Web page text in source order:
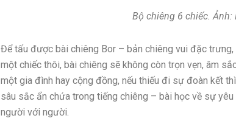
Bộ chiêng 6 chiếc.
Để tấu được bài chiêng Bor – bản chiêng vui đặc
một chiếc thôi, bài chiêng sẽ không còn trọn vẹn, âm
một gia đình hay cộng đồng, nếu thiếu đi sự đoàn kết
sâu sắc ẩn chứa trong tiếng chiêng – bài học về sự
người với người.